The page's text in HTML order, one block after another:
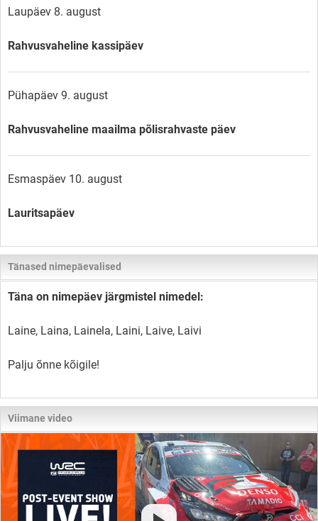
Laupäev 8. august
Rahvusvaheline kassipäev
Pühapäev 9. august
Rahvusvaheline maailma põlisrahvaste päev
Esmaspäev 10. august
Lauritsapäev
Tänased nimepäevalised
Täna on nimepäev järgmistel nimedel:
Laine, Laina, Lainela, Laini, Laive, Laivi
Palju õnne kõigile!
Viimane video